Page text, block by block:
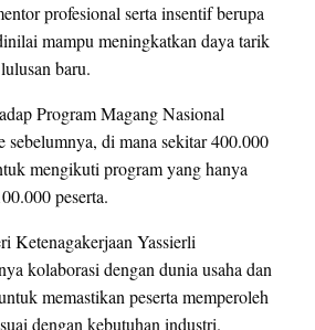
profesional serta insentif berupa
mampu meningkatkan daya tarik
baru.
Program Magang Nasional
sebelumnya, di mana sekitar 400.000
mengikuti program yang hanya
peserta.
Ketenagakerjaan Yassierli
kolaborasi dengan dunia usaha dan
memastikan peserta memperoleh
dengan kebutuhan industri.